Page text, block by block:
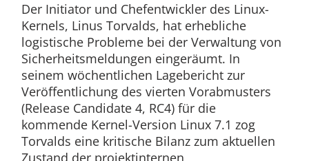
Der Initiator und Chefentwickler des Linux-
Kernels, Linus Torvalds, hat erhebliche
logistische Probleme bei der Verwaltung von
Sicherheitsmeldungen eingeräumt. In
seinem wöchentlichen Lagebericht zur
Veröffentlichung des vierten Vorabmusters
(Release Candidate 4, RC4) für die
kommende Kernel-Version Linux 7.1 zog
Torvalds eine kritische Bilanz zum aktuellen